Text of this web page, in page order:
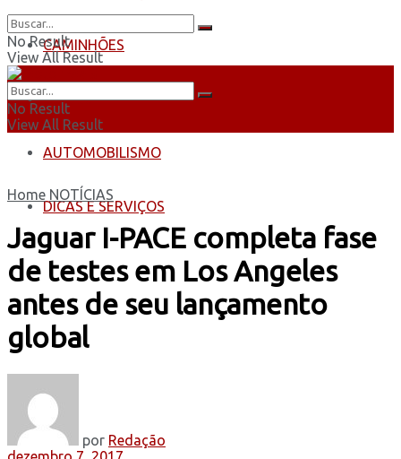
CAMINHÕES
ÔNIBUS
AUTOMOBILISMO
DICAS E SERVIÇOS
No Result
View All Result
No Result
View All Result
Home NOTÍCIAS
Jaguar I-PACE completa fase
de testes em Los Angeles
antes de seu lançamento
global
por Redação